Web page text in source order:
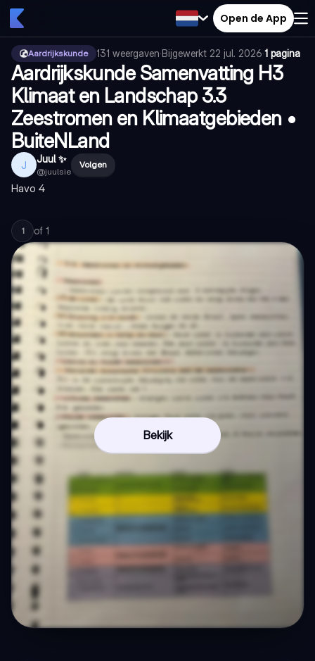
Open de App
Aardrijkskunde 131 weergaven·Bijgewerkt 22 jul. 2026·1 pagina
Aardrijkskunde Samenvatting H3
Klimaat en Landschap 3.3
Zeestromen en Klimaatgebieden •
BuiteNLand
J Juul ✨
@juulsie
Volgen
Havo 4
1 of 1
Bekijk